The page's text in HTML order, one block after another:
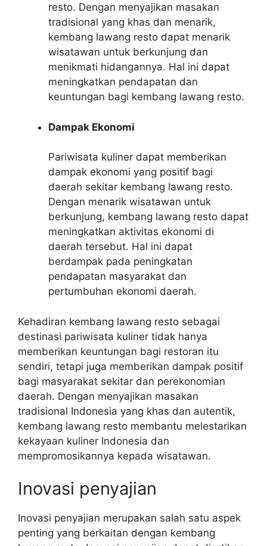
resto. Dengan menyajikan masakan
tradisional yang khas dan menarik,
kembang lawang resto dapat menarik
wisatawan untuk berkunjung dan
menikmati hidangannya. Hal ini dapat
meningkatkan pendapatan dan
keuntungan bagi kembang lawang resto.
Dampak Ekonomi
Pariwisata kuliner dapat memberikan
dampak ekonomi yang positif bagi
daerah sekitar kembang lawang resto.
Dengan menarik wisatawan untuk
berkunjung, kembang lawang resto dapat
meningkatkan aktivitas ekonomi di
daerah tersebut. Hal ini dapat
berdampak pada peningkatan
pendapatan masyarakat dan
pertumbuhan ekonomi daerah.
Kehadiran kembang lawang resto sebagai
destinasi pariwisata kuliner tidak hanya
memberikan keuntungan bagi restoran itu
sendiri, tetapi juga memberikan dampak positif
bagi masyarakat sekitar dan perekonomian
daerah. Dengan menyajikan masakan
tradisional Indonesia yang khas dan autentik,
kembang lawang resto membantu melestarikan
kekayaan kuliner Indonesia dan
mempromosikannya kepada wisatawan.
Inovasi penyajian
Inovasi penyajian merupakan salah satu aspek
penting yang berkaitan dengan kembang